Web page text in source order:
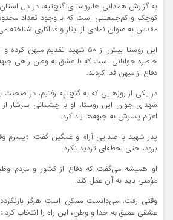
به گزارش همدانی ها،روستای گنج‌تپه، در دل
کوچک و کم‌جمعیتی است که با وجود تعداد
مقدس به عنوان نمادی از ایثار و فداکاری شناخته
این روستا بیش از ۵۰ شهید تقدیم
خاطره جوانانی است که با عشق به وطن راهی
دفاع از میهن فدا کردند.
در یکی از روزهایی که به گنج‌تپه رفتیم، در صحبت
شهدای جوان این روستا، او با چشمانی سرشار
اعزام پسرش به جبهه‌ها یاد کرد.
پدر شهید با صدایی آرام و غمگین گفت: «پسرم
برود، حتی لحظه‌ای تردید نکرد.
او همیشه می‌گفت که دفاع از کشور و مردم
مؤمنی باید به آن عمل کند.
وقتی رفت، می‌دانست ممکن است هرگز بازنگردد،
عشقی عمیق به خدا و وطن، این راه را انتخاب کرد.»